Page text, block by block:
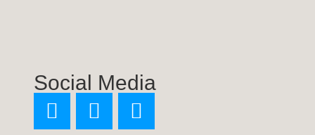
Social Media